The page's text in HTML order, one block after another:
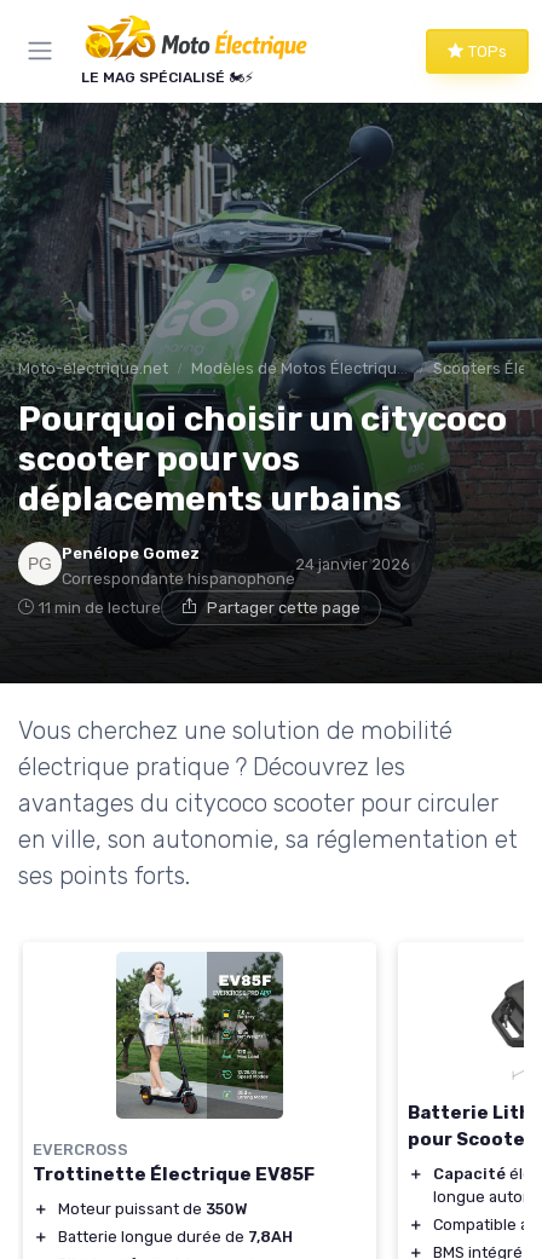
LE MAG SPÉCIALISÉ 🏍️⚡
TOPs
Moto-électrique.net Modèles de Motos Électriques Scooters
Pourquoi choisir un citycoco
scooter pour vos
déplacements urbains
Penélope Gomez
Correspondante hispanophone
24 janvier 2026
11 min de lecture Partager cette page
Vous cherchez une solution de mobilité
électrique pratique ? Découvrez les
avantages du citycoco scooter pour circuler
en ville, son autonomie, sa réglementation et
ses points forts.
EVERCROSS
Trottinette Électrique EV85F
＋ Moteur puissant de 350W
＋
Batterie longue durée de 7,8AH
Batterie
pour Scooter
＋ Capacité
longue
＋
Compatible
＋
BMS intégré
Panneau de gestion des cookies